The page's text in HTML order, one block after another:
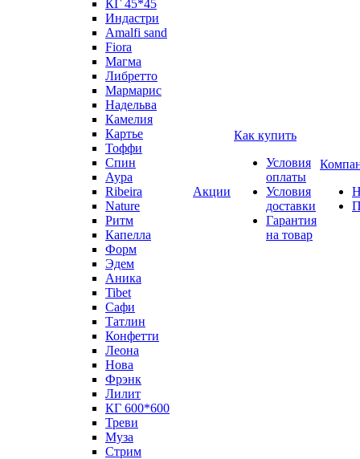
КГ 45*45
Индастри
Amalfi sand
Fiora
Магма
Либретто
Мармарис
Надельва
Камелия
Картье
Тоффи
Спин
Аура
Ribeira
Nature
Ритм
Капелла
Форм
Эдем
Аника
Tibet
Сафи
Татлин
Конфетти
Леона
Нова
Фрэнк
Лилит
КГ 600*600
Треви
Муза
Стрим
Акции
Как купить
Условия
оплаты
Условия
доставки
Гарантия
на товар